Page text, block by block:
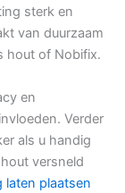
sterk en
van duurzaam
hout of Nobifix.
en
Verder
als u handig
versneld
laten plaatsen